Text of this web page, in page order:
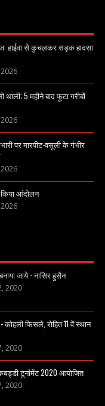
हाईवा से कुचलकर सड़क हादसा
2026
थाली; 5 महीने बाद फूटा गरीबों
2026
पर मारपीट-वसूली के गंभीर
2026
किया आंदोलन
2026
जाये - नासिर हुसैन
2020
फिसले, रोहित 11 वें स्थान
2020
टूर्नामेंट 2020 आयोजित
2020